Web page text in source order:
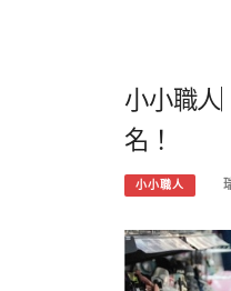
小小職人
名！
小小職人